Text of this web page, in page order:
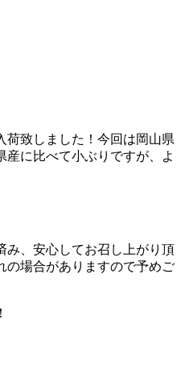
荷致しました！今回は岡山県
産に比べて小ぶりですが、よ
み、安心してお召し上がり頂
の場合がありますので予めご